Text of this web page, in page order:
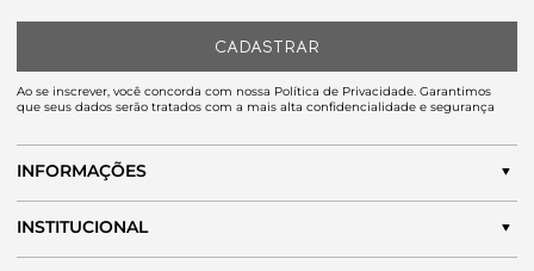
CADASTRAR
Ao se inscrever, você concorda com nossa Política de Privacidade. Garantimos
que seus dados serão tratados com a mais alta confidencialidade e segurança
INFORMAÇÕES
INSTITUCIONAL